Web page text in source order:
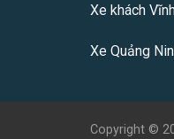
Xe khách
Xe Quảng
Copyright ©